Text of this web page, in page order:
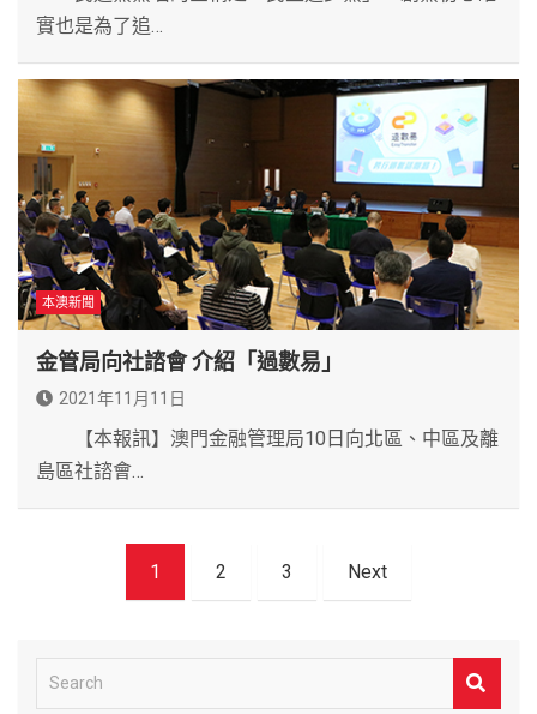
實也是為了追…
本澳新聞
金管局向社諮會 介紹「過數易」
2021年11月11日
【本報訊】澳門金融管理局10日向北區、中區及離
島區社諮會…
1 2 3 Next
e